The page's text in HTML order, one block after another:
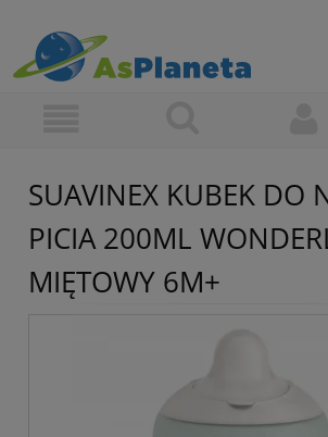
SUAVINEX KUBEK DO
PICIA 200ML
MIĘTOWY 6M+